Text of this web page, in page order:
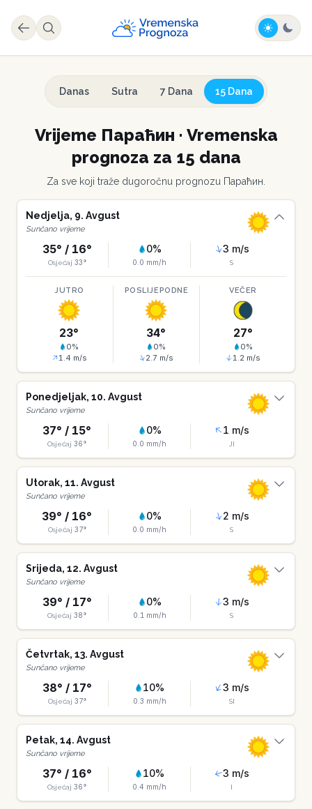
Danas Sutra 7 Dana 15 Dana
Vrijeme Параћин · Vremenska
prognoza za 15 dana
Za sve koji traže dugoročnu prognozu Параћин
Nedjelja, 9. Avgust
Sunčano vrijeme
35° / 16°
Osjećaj 33°
0%
0.0 mm/h
3 m/s
S
JUTRO
23°
0%
1.4 m/s
POSLIJEPODNE
34°
0%
2.7 m/s
VEČER
27°
0%
1.2 m/s
Ponedjeljak, 10. Avgust
Sunčano vrijeme
37° / 15°
Osjećaj 36°
0%
0.0 mm/h
1 m/s
JI
Utorak, 11. Avgust
Sunčano vrijeme
39° / 16°
Osjećaj 37°
0%
0.0 mm/h
2 m/s
S
Srijeda, 12. Avgust
Sunčano vrijeme
39° / 17°
Osjećaj 38°
0%
0.1 mm/h
3 m/s
S
Četvrtak, 13. Avgust
Sunčano vrijeme
38° / 17°
Osjećaj 37°
10%
0.3 mm/h
3 m/s
SI
Petak, 14. Avgust
Sunčano vrijeme
37° / 16°
Osjećaj 36°
10%
0.4 mm/h
3 m/s
I